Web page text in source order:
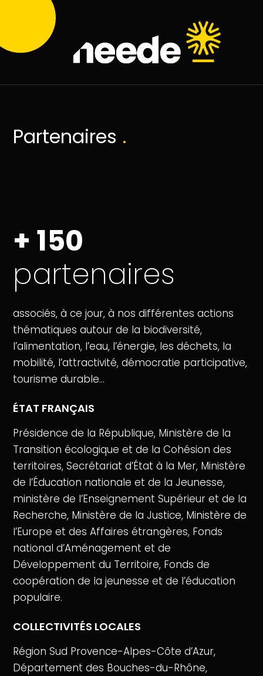
Partenaires .
+ 150
partenaires
associés, à ce jour, à nos différentes actions
thématiques autour de la biodiversité,
l’alimentation, l’eau, l’énergie, les déchets, la
mobilité, l’attractivité, démocratie participative,
tourisme durable…
ÉTAT FRANÇAIS
Présidence de la République, Ministère de la
Transition écologique et de la Cohésion des
territoires, Secrétariat d’État à la Mer, Ministère
de l’Éducation nationale et de la Jeunesse,
ministère de l’Enseignement Supérieur et de la
Recherche, Ministère de la Justice, Ministère de
l’Europe et des Affaires étrangères, Fonds
national d’Aménagement et de
Développement du Territoire, Fonds de
coopération de la jeunesse et de l’éducation
populaire.
COLLECTIVITÉS LOCALES
Région Sud Provence-Alpes-Côte d’Azur,
Département des Bouches-du-Rhône,